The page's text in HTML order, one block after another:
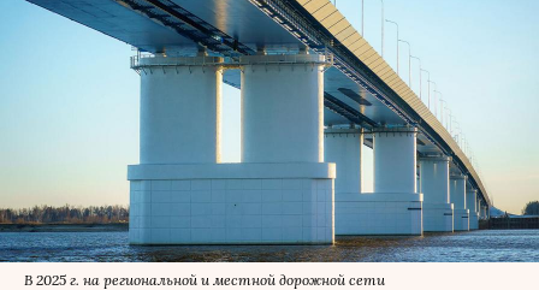
В 2025 г. на региональной и местной дорожной сети